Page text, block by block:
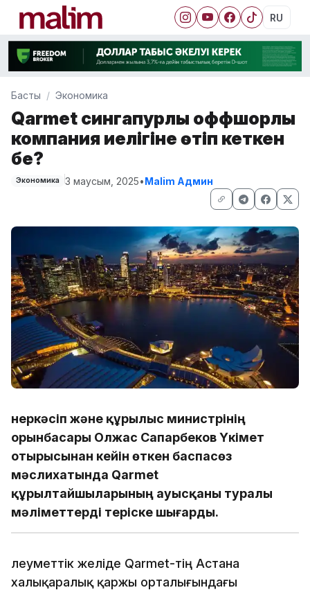
RU
Басты Экономика
Qarmet сингапурлық оффшорлық
компания иелігіне өтіп кеткен
бе?
Экономика 3 маусым, 2025•Malim Админ
Өнеркәсіп және құрылыс министрінің
орынбасары Олжас Сапарбеков Үкімет
отырысынан кейін өткен баспасөз
мәслихатында Qarmet
құрылтайшыларының ауысқаны туралы
мәліметтерді теріске шығарды.
Әлеуметтік желіде Qarmet-тің Астана
халықаралық қаржы орталығындағы